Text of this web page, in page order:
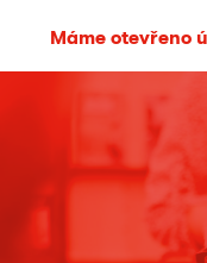
Máme otevřeno